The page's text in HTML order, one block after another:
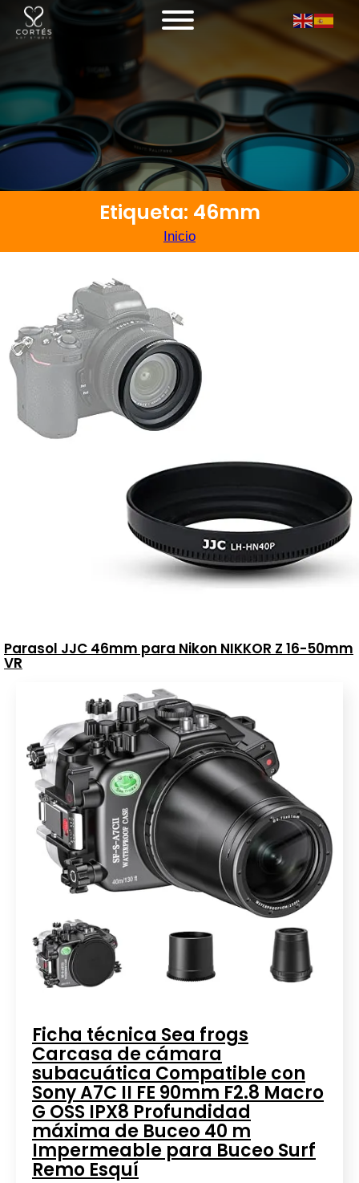
Etiqueta: 46mm
Inicio
Parasol JJC 46mm para Nikon NIKKOR Z 16-50mm
VR
Ficha técnica Sea frogs
Carcasa de cámara
subacuática Compatible con
Sony A7C II FE 90mm F2.8 Macro
G OSS IPX8 Profundidad
máxima de Buceo 40 m
Impermeable para Buceo Surf
Remo Esquí